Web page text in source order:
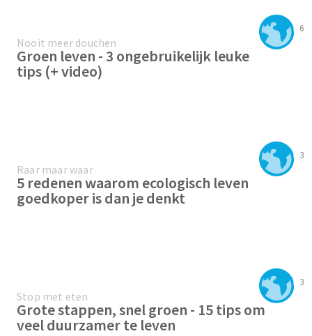
6
Nooit meer douchen
Groen leven - 3 ongebruikelijk leuke
tips (+ video)
3
Raar maar waar
5 redenen waarom ecologisch leven
goedkoper is dan je denkt
3
Stop met eten
Grote stappen, snel groen - 15 tips om
veel duurzamer te leven